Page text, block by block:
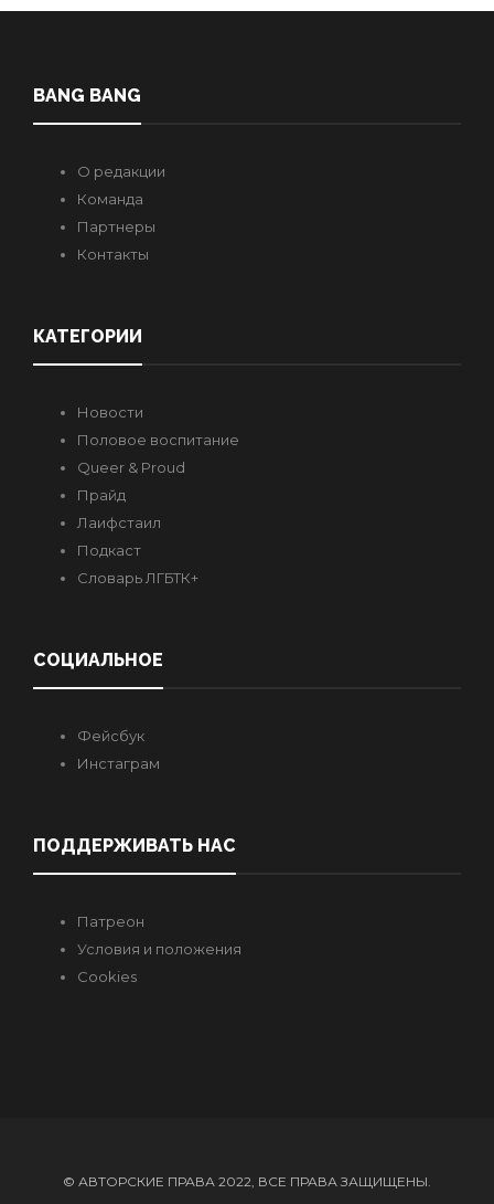
BANG BANG
О редакции
Команда
Партнеры
Контакты
КАТЕГОРИИ
Новости
Половое воспитание
Queer & Proud
Прайд
Лаифстаил
Подкаст
Словарь ЛГБТК+
СОЦИАЛЬНОЕ
Фейсбук
Инстаграм
ПОДДЕРЖИВАТЬ НАС
Патреон
Условия и положения
Cookies
© АВТОРСКИЕ ПРАВА 2022, ВСЕ ПРАВА ЗАЩИЩЕНЫ.